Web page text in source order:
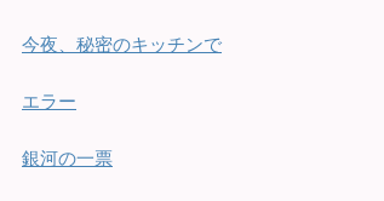
今夜、秘密のキッチンで
エラー
銀河の一票